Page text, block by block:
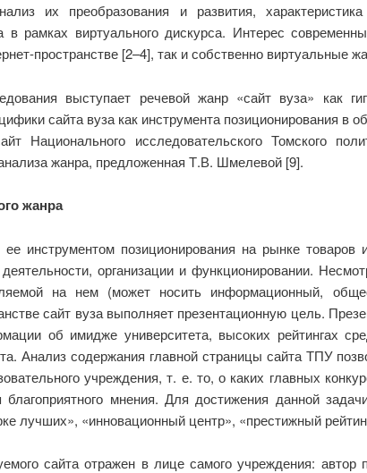
их преобразования и развития,
в рамках виртуального дискурса. Интерес
пространстве [2–4], так и собственно виртуальные
выступает речевой жанр «сайт вуза» как
сайта вуза как инструмента позиционирования в
Национального исследовательского Томского
жанра, предложенная Т.В. Шмелевой [9].
жанра
инструментом позиционирования на рынке
организации и функционировании.
на нем (может носить информационный,
сайт вуза выполняет презентационную цель.
об имидже университета, высоких рейтингах
Анализ содержания главной страницы сайта ТПУ
учреждения, т. е. то, о каких главных
мнения. Для достижения данной
лучших», «инновационный центр», «престижный
сайта отражен в лице самого учреждения: